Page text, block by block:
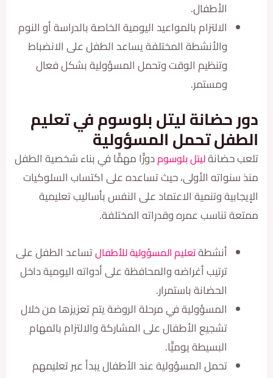
الالتزام بالمواعيد اليومية الخاصة بالدراسة أو النوم
والأنشطة المختلفة يساعد الطفل على الانضباط
وتنظيم الوقت وتحمل المسؤولية بشكل فعال
حضانة ليتل بلوسوم في تعليم
تحمل المسؤولية
ليتل بلوسومدورّّا مهمّّا في بناء شخصية الطفل
الأولى، حيث تساعده على اكتساب السلوكيات
وتنمية الاعتماد على النفس بأساليب تعليمية
تناسب عمره وقدراته المختلفة.
أنشطة تعليم المسؤولية للأطفالتساعد الطفل على
ترتيب أغراضه والمحافظة على أدواته اليومية داخل
الحضانة باستمرار.
المسؤولية في مرحلة الروضة يتم تعزيزها من خلال
تشجيع الأطفال على المشاركة والالتزام بالمهام
البسيطة يوميّّا.
تحمل المسؤولية عند الأطفال يبدأ عبر تعليمهم